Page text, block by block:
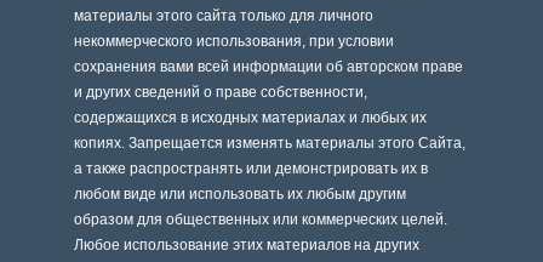
материалы этого сайта только для личного
некоммерческого использования, при условии
сохранения вами всей информации об авторском праве
и других сведений о праве собственности,
содержащихся в исходных материалах и любых их
копиях. Запрещается изменять материалы этого Сайта,
а также распространять или демонстрировать их в
любом виде или использовать их любым другим
образом для общественных или коммерческих целей.
Любое использование этих материалов на других